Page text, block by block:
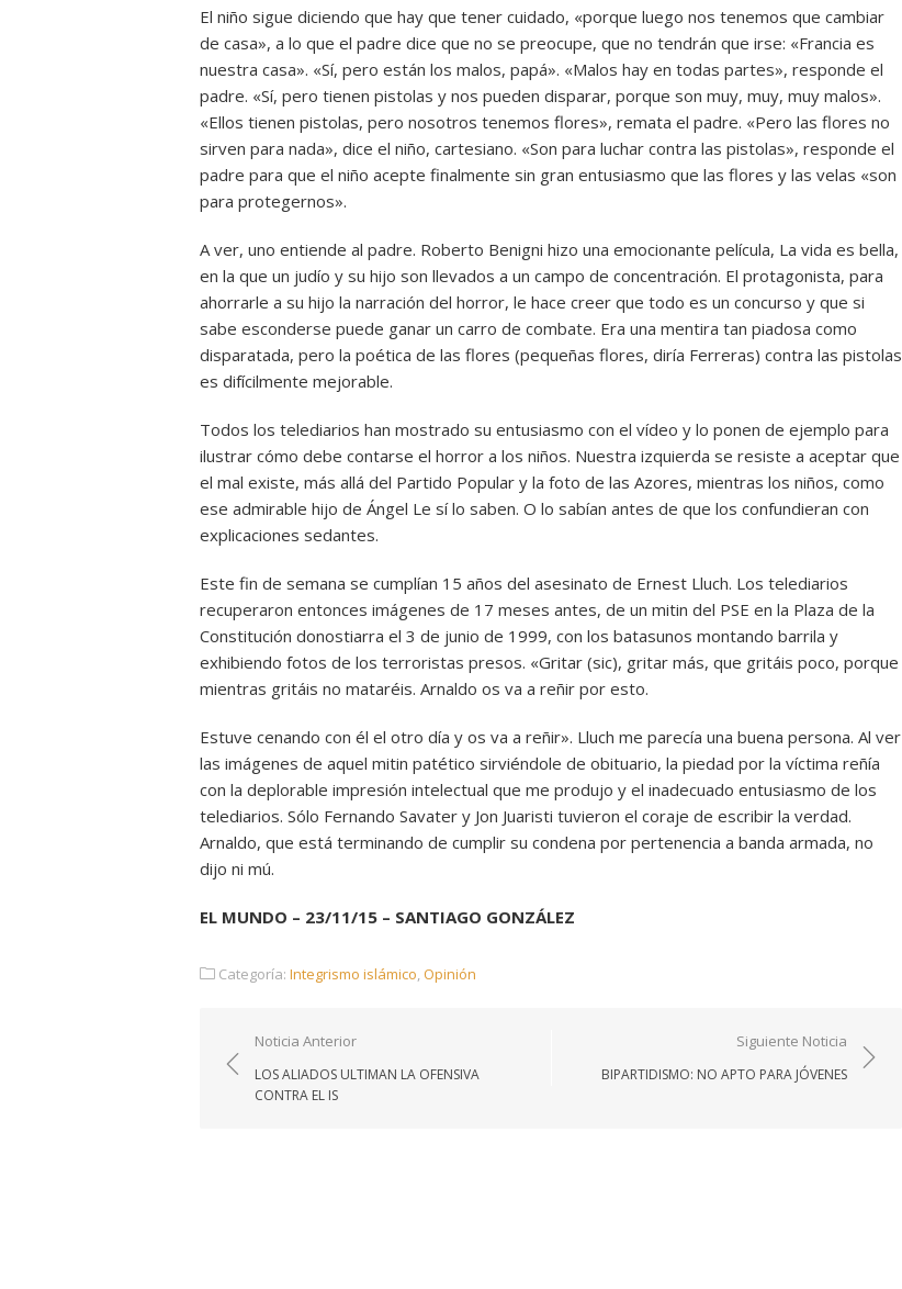
El niño sigue diciendo que hay que tener cuidado, «porque luego nos tenemos que cambiar
de casa», a lo que el padre dice que no se preocupe, que no tendrán que irse: «Francia es
nuestra casa». «Sí, pero están los malos, papá». «Malos hay en todas partes», responde el
padre. «Sí, pero tienen pistolas y nos pueden disparar, porque son muy, muy, muy malos».
«Ellos tienen pistolas, pero nosotros tenemos flores», remata el padre. «Pero las flores no
sirven para nada», dice el niño, cartesiano. «Son para luchar contra las pistolas», responde el
padre para que el niño acepte finalmente sin gran entusiasmo que las flores y las velas «son
para protegernos».
A ver, uno entiende al padre. Roberto Benigni hizo una emocionante película, La vida es bella,
en la que un judío y su hijo son llevados a un campo de concentración. El protagonista, para
ahorrarle a su hijo la narración del horror, le hace creer que todo es un concurso y que si
sabe esconderse puede ganar un carro de combate. Era una mentira tan piadosa como
disparatada, pero la poética de las flores (pequeñas flores, diría Ferreras) contra las pistolas
es difícilmente mejorable.
Todos los telediarios han mostrado su entusiasmo con el vídeo y lo ponen de ejemplo para
ilustrar cómo debe contarse el horror a los niños. Nuestra izquierda se resiste a aceptar que
el mal existe, más allá del Partido Popular y la foto de las Azores, mientras los niños, como
ese admirable hijo de Ángel Le sí lo saben. O lo sabían antes de que los confundieran con
explicaciones sedantes.
Este fin de semana se cumplían 15 años del asesinato de Ernest Lluch. Los telediarios
recuperaron entonces imágenes de 17 meses antes, de un mitin del PSE en la Plaza de la
Constitución donostiarra el 3 de junio de 1999, con los batasunos montando barrila y
exhibiendo fotos de los terroristas presos. «Gritar (sic), gritar más, que gritáis poco, porque
mientras gritáis no mataréis. Arnaldo os va a reñir por esto.
Estuve cenando con él el otro día y os va a reñir». Lluch me parecía una buena persona. Al ver
las imágenes de aquel mitin patético sirviéndole de obituario, la piedad por la víctima reñía
con la deplorable impresión intelectual que me produjo y el inadecuado entusiasmo de los
telediarios. Sólo Fernando Savater y Jon Juaristi tuvieron el coraje de escribir la verdad.
Arnaldo, que está terminando de cumplir su condena por pertenencia a banda armada, no
dijo ni mú.
EL MUNDO – 23/11/15 – SANTIAGO GONZÁLEZ
Categoría: Integrismo islámico,Opinión
Navegación
de
entradas
Noticia Anterior
LOS ALIADOS ULTIMAN LA OFENSIVA
CONTRA EL IS
Siguiente Noticia
BIPARTIDISMO: NO APTO PARA JÓVENES